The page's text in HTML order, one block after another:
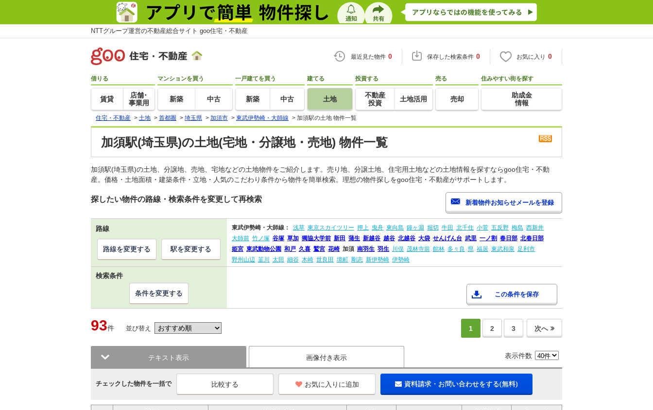
NTTグループ運営の不動産総合サイト goo住宅・不動産
最近見た物件 0 保存した検索条件 0 お気に入り 0
借りる
賃貸
店舗･
事業用
マンションを買う
新築 中古
一戸建てを買う
新築 中古
建てる
土地
投資する
不動産
投資
土地活用
売る
売却
住みやすい街を探す
助成金
情報
住宅・不動産 > 土地 > 首都圏 > 埼玉県 > 加須市 > 東武伊勢崎・大師線 > 加須駅の土地 物件一覧
加須駅(埼玉県)の土地(宅地・分譲地・売地) 物件一覧
加須駅(埼玉県)の土地、分譲地、売地、宅地などの土地物件をご紹介します。売り地、分譲土地、住宅用土地などの土地情報を探すならgoo住宅・不動
産。価格・土地面積・建築条件・立地・人気のこだわり条件から物件を簡単検索。理想の物件探しをgoo住宅・不動産がサポートします。
探したい物件の路線・検索条件を変更して再検索
路線 東武伊勢崎・大師線： 浅草 東京スカイツリー 押上 曳舟 東向島 鐘ヶ淵 堀切 牛田 北千住 小菅 五反野 梅島 西新井
大師前 竹ノ塚 谷塚 草加 獨協大学前 新田 蒲生 新越谷 越谷 北越谷 大袋 せんげん台 武里 一ノ割 春日部 北春日部
姫宮 東武動物公園 和戸 久喜 鷲宮 花崎 加須 南羽生 羽生 川俣 茂林寺前 館林 多々良 県 福居 東武和泉 足利市
野州山辺 韮川 太田 細谷 木崎 世良田 境町 剛志 新伊勢崎 伊勢崎
路線を変更する 駅を変更する
検索条件
この条件を保存
条件を変更する
93件 並び替え 1 2 3 次へ
テキスト表示 画像付き表示 表示件数
チェックした物件を一括で お気に入りに追加 資料請求・お問い合わせをする(無料)